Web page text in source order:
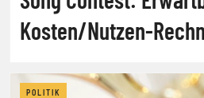
Kosten/Nutzen-
POLITIK